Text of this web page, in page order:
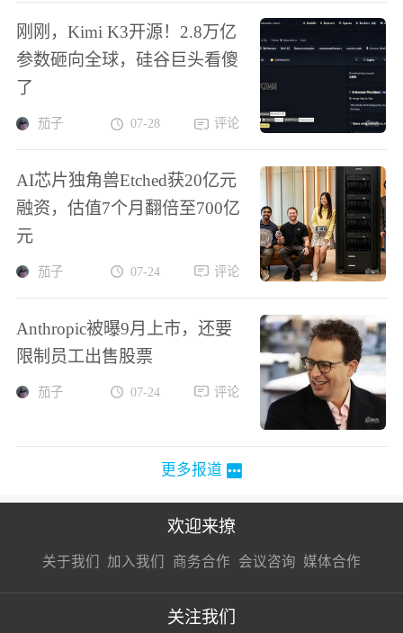
刚刚，Kimi K3开源！2.8万亿
参数砸向全球，硅谷巨头看傻
了
茄子 07-28 评论
AI芯片独角兽Etched获20亿元
融资，估值7个月翻倍至700亿
元
茄子 07-24 评论
Anthropic被曝9月上市，还要
限制员工出售股票
茄子 07-24 评论
更多报道
欢迎来撩
关于我们 加入我们
接扔简历
商务合作
接开聊
会议咨询 媒体合作
接开聊
关注我们